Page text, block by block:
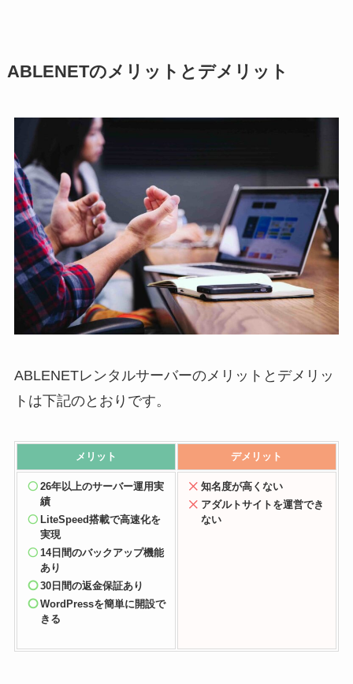
ABLENETのメリットとデメリット
ABLENETレンタルサーバーのメリットとデメリッ
トは下記のとおりです。
メリット デメリット
26年以上のサーバー運用実
績
LiteSpeed搭載で高速化を
実現
14日間のバックアップ機能
あり
30日間の返金保証あり
WordPressを簡単に開設で
きる
知名度が高くない
アダルトサイトを運営でき
ない